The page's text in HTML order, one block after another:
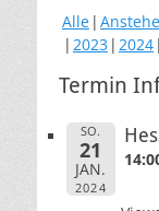
Alle
2023 2024
Termin
SO.
21
JAN.
2024